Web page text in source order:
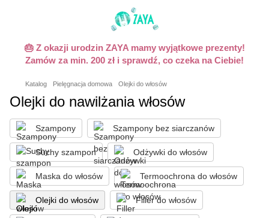
🎂 Z okazji urodzin ZAYA mamy wyjątkowe prezenty!
Zamów za min. 200 zł i sprawdź, co czeka na Ciebie!
Katalog Pielęgnacja domowa Olejki do włosów
Olejki do nawilżania włosów
Szampony Szampony bez siarczanów
Suchy szampon Odżywki do włosów
Maska do włosów Termoochrona do włosów
Olejki do włosów Filler do włosów